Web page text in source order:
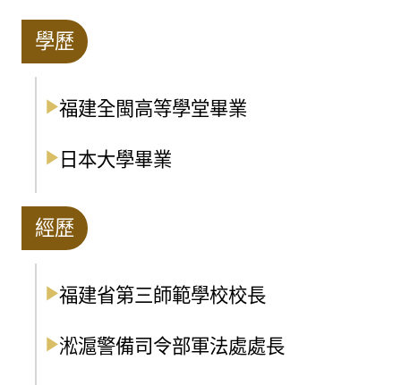
學歷
福建全閩高等學堂畢業
日本大學畢業
經歷
福建省第三師範學校校長
淞滬警備司令部軍法處處長